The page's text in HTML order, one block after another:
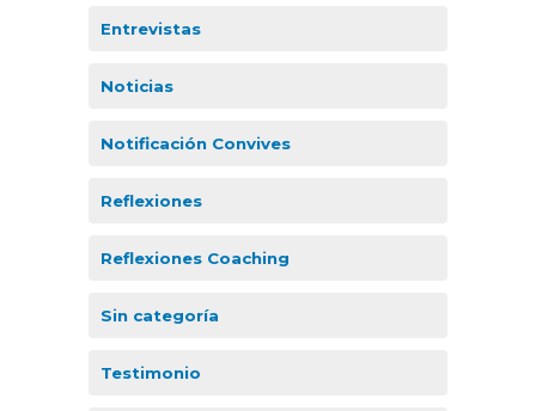
Entrevistas
Noticias
Notificación Convives
Reflexiones
Reflexiones Coaching
Sin categoría
Testimonio